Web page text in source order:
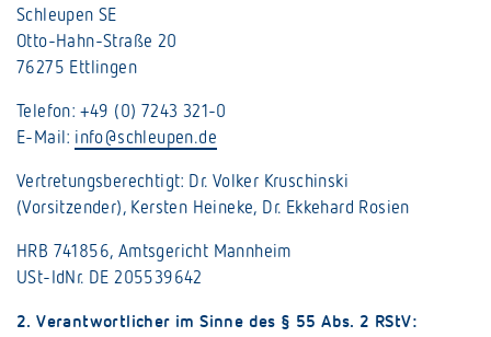
Schleupen SE
Otto-Hahn-Straße 20
76275 Ettlingen
Telefon: +49 (0) 7243 321-0
E-Mail: info@schleupen.de
Vertretungsberechtigt: Dr. Volker Kruschinski
(Vorsitzender), Kersten Heineke, Dr. Ekkehard Rosien
HRB 741856, Amtsgericht Mannheim
USt-IdNr. DE 205539642
2. Verantwortlicher im Sinne des § 55 Abs. 2 RStV: